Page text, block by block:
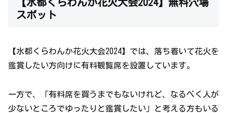
【水都くらわんか花火大会2024】無料穴場
スポット
【水都くらわんか花火大会2024】では、落ち着いて花火を
鑑賞したい方向けに有料観覧席を設置しています。
一方で、「有料席を買うまでもないけれど、なるべく人が
少ないところでゆったりと鑑賞したい」と考える方もいる